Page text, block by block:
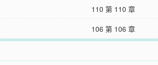
110 第 110 章
106 第 106 章